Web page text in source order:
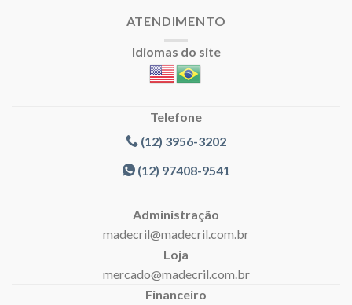
ATENDIMENTO
Idiomas do site
Telefone
(12) 3956-3202
(12) 97408-9541
Administração
madecril@madecril.com.br
Loja
mercado@madecril.com.br
Financeiro